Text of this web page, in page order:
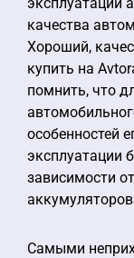
качества
Хороший,
купить на
помнить, что
особенностей
эксплуатации
зависимости
Самыми